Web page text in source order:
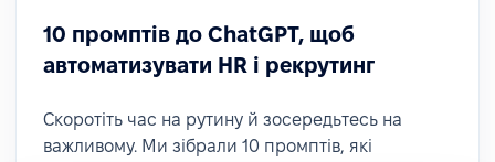
10 промптів до ChatGPT, щоб
автоматизувати HR і рекрутинг
Скоротіть час на рутину й зосередьтесь на
важливому. Ми зібрали 10 промптів, які